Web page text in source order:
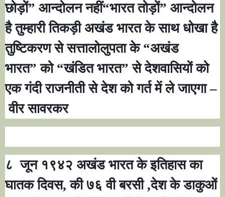
छोड़ों” आन्दोलन नहीं“भारत तोड़ों” आन्दोलन
है तुम्हारी तिकड़ी अखंड भारत के साथ धोखा है
तुष्टिकरण से सत्तालोलुपता के“अखंड
भारत”को“खंडित भारत”से देशवासियों को
एक गंदी राजनीती से देश को गर्त में ले जाएगा–
वीर सावरकर
८ जून १९४२ अखंड भारत के इतिहास का
घातक दिवस,की ७६ वी बरसी,देश के डाकुओं